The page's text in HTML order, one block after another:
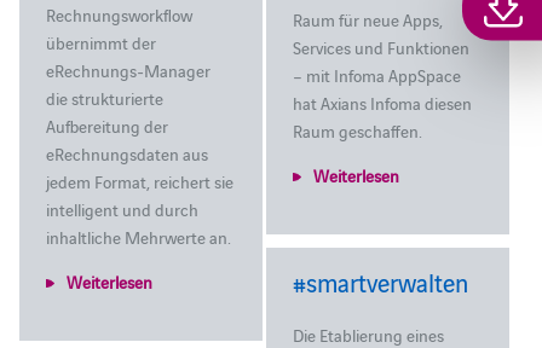
Rechnungsworkflow
übernimmt der
eRechnungs-Manager
die strukturierte
Aufbereitung der
eRechnungsdaten aus
jedem Format, reichert sie
intelligent und durch
inhaltliche Mehrwerte an.
Weiterlesen
Raum für neue Apps,
Services und Funktionen
– mit Infoma AppSpace
hat Axians Infoma diesen
Raum geschaffen.
Weiterlesen
#smartverwalten
Die Etablierung eines